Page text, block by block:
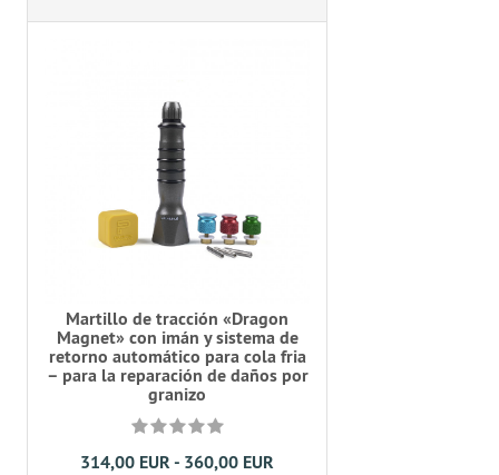
Martillo de tracción «Dragon
Magnet» con imán y sistema de
retorno automático para cola fria
– para la reparación de daños por
granizo
314,00 EUR - 360,00 EUR